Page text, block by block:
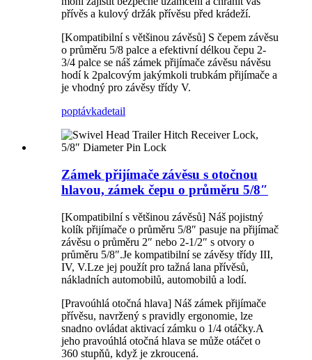
přívěs a kulový držák přívěsu před krádeží.
[Kompatibilní s většinou závěsů] S čepem závěsu
o průměru 5/8 palce a efektivní délkou čepu 2-
3/4 palce se náš zámek přijímače závěsu návěsu
hodí k 2palcovým jakýmkoli trubkám přijímače a
je vhodný pro závěsy třídy V.
poptávkadetail
Zámek přijímače závěsu s otočnou
hlavou, zámek čepu o průměru 5/8″
[Kompatibilní s většinou závěsů] Náš pojistný
kolík přijímače o průměru 5/8″ pasuje na přijímač
závěsu o průměru 2″ nebo 2-1/2″ s otvory o
průměru 5/8″.Je kompatibilní se závěsy třídy III,
IV, V.Lze jej použít pro tažná lana přívěsů,
nákladních automobilů, automobilů a lodí.
[Pravoúhlá otočná hlava] Náš zámek přijímače
přívěsu, navržený s pravidly ergonomie, lze
snadno ovládat aktivací zámku o 1/4 otáčky.A
jeho pravoúhlá otočná hlava se může otáčet o
360 stupňů, když je zkroucená.